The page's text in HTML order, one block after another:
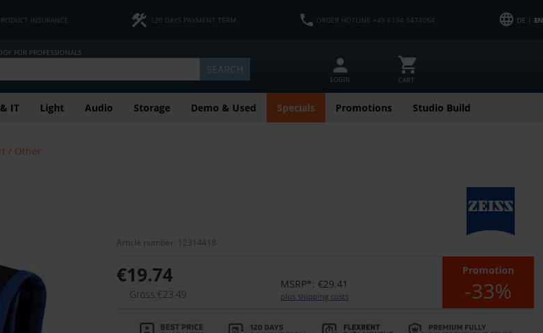
INSURANCE 120 DAYS PAYMENT TERM ORDER HOTLINE +49 6134 9474054 DE | EN
FOR PROFESSIONALS
SEARCH
LOGIN CART
IT Light Audio Storage Demo & Used Specials Promotions Studio Build
/ Other
Article number: 12314418
€19.74
Gross:€23.49
MSRP*: €29.41
plus shipping costs
Promotion
-33%